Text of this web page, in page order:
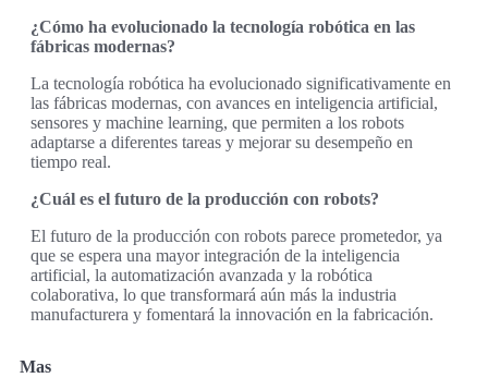
¿Cómo ha evolucionado la tecnología robótica en las
fábricas modernas?
La tecnología robótica ha evolucionado significativamente en
las fábricas modernas, con avances en inteligencia artificial,
sensores y machine learning, que permiten a los robots
adaptarse a diferentes tareas y mejorar su desempeño en
tiempo real.
¿Cuál es el futuro de la producción con robots?
El futuro de la producción con robots parece prometedor, ya
que se espera una mayor integración de la inteligencia
artificial, la automatización avanzada y la robótica
colaborativa, lo que transformará aún más la industria
manufacturera y fomentará la innovación en la fabricación.
Mas